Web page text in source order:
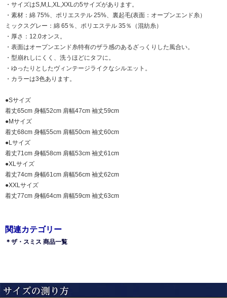
・サイズはS,M,L,XL,XXLの5サイズがあります。
・素材：綿 75%、ポリエステル 25%、裏起毛(表面：オープンエンド糸）
ミックスグレー：綿 65％、ポリエステル 35％（混紡糸）
・厚さ：12.0オンス。
・表面はオープンエンド糸特有のザラ感のあるざっくりした風合い。
・型崩れしにくく、洗うほどにタフに。
・ゆったりとしたヴィンテージライクなシルエット。
・カラーは3色あります。
●Sサイズ
着丈65cm 身幅52cm 肩幅47cm 袖丈59cm
●Mサイズ
着丈68cm 身幅55cm 肩幅50cm 袖丈60cm
●Lサイズ
着丈71cm 身幅58cm 肩幅53cm 袖丈61cm
●XLサイズ
着丈74cm 身幅61cm 肩幅56cm 袖丈62cm
●XXLサイズ
着丈77cm 身幅64cm 肩幅59cm 袖丈63cm
関連カテゴリー
＊ザ・スミス 商品一覧